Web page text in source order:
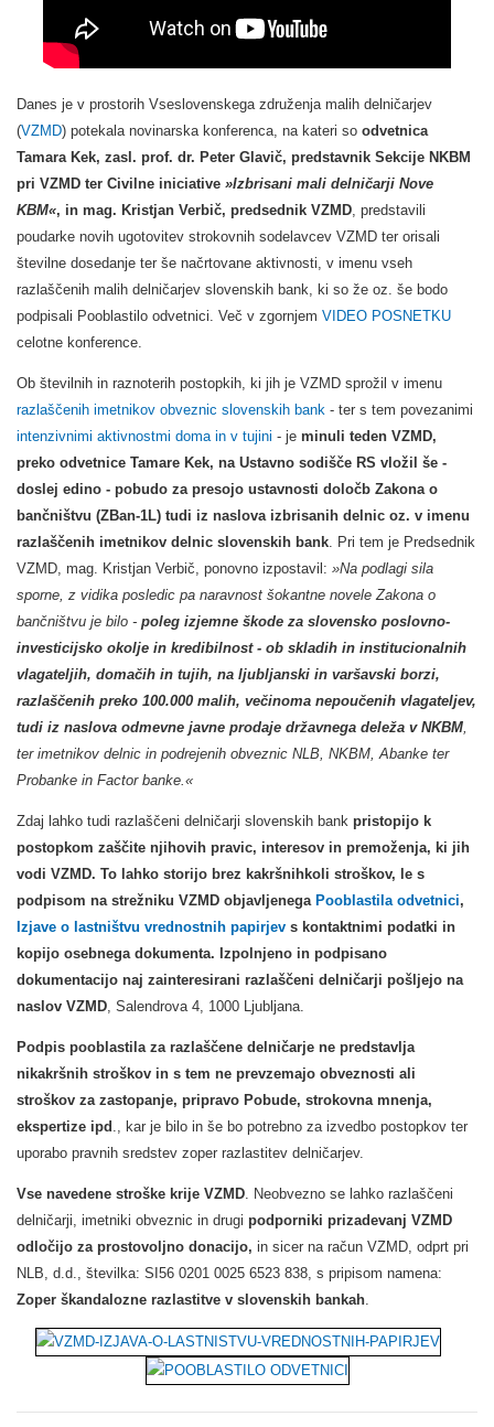
Danes je v prostorih Vseslovenskega združenja malih delničarjev
(VZMD) potekala novinarska konferenca, na kateri so odvetnica
Tamara Kek, zasl. prof. dr. Peter Glavič, predstavnik Sekcije NKBM
pri VZMD ter Civilne iniciative »Izbrisani mali delničarji Nove
KBM«, in mag. Kristjan Verbič, predsednik VZMD , predstavili
poudarke novih ugotovitev strokovnih sodelavcev VZMD ter orisali
številne dosedanje ter še načrtovane aktivnosti, v imenu vseh
razlaščenih malih delničarjev slovenskih bank, ki so že oz. še bodo
podpisali Pooblastilo odvetnici. Več v zgornjem VIDEO POSNETKU
celotne konference.
Ob številnih in raznoterih postopkih, ki jih je VZMD sprožil v imenu
razlaščenih imetnikov obveznic slovenskih bank - ter s tem povezanimi
intenzivnimi aktivnostmi doma in v tujini - je minuli teden VZMD,
preko odvetnice Tamare Kek, na Ustavno sodišče RS vložil še -
doslej edino - pobudo za presojo ustavnosti določb Zakona o
bančništvu (ZBan-1L) tudi iz naslova izbrisanih delnic oz. v imenu
razlaščenih imetnikov delnic slovenskih bank . Pri tem je Predsednik
VZMD, mag. Kristjan Verbič, ponovno izpostavil: »Na podlagi sila
sporne, z vidika posledic pa naravnost šokantne novele Zakona o
bančništvu je bilo - poleg izjemne škode za slovensko poslovno-
investicijsko okolje in kredibilnost - ob skladih in institucionalnih
vlagateljih, domačih in tujih, na ljubljanski in varšavski borzi,
razlaščenih preko 100.000 malih, večinoma nepoučenih vlagateljev,
tudi iz naslova odmevne javne prodaje državnega deleža v NKBM
ter imetnikov delnic in podrejenih obveznic NLB, NKBM, Abanke ter
Probanke in Factor banke.«
Zdaj lahko tudi razlaščeni delničarji slovenskih bank pristopijo k
postopkom zaščite njihovih pravic, interesov in premoženja, ki jih
vodi VZMD. To lahko storijo brez kakršnihkoli stroškov, le s
podpisom na strežniku VZMD objavljenega Pooblastila odvetnici,
Izjave o lastništvu vrednostnih papirjev s kontaktnimi podatki in
kopijo osebnega dokumenta. Izpolnjeno in podpisano
dokumentacijo naj zainteresirani razlaščeni delničarji pošljejo na
naslov VZMD , Salendrova 4, 1000 Ljubljana.
Podpis pooblastila za razlaščene delničarje ne predstavlja
nikakršnih stroškov in s tem ne prevzemajo obveznosti ali
stroškov za zastopanje, pripravo Pobude, strokovna mnenja,
ekspertize ipd
., kar je bilo in še bo potrebno za izvedbo postopkov ter
uporabo pravnih sredstev zoper razlastitev delničarjev.
Vse navedene stroške krije VZMD . Neobvezno se lahko razlaščeni
delničarji, imetniki obveznic in drugi podporniki prizadevanj VZMD
odločijo za prostovoljno donacijo, in sicer na račun VZMD, odprt pri
NLB, d.d., številka: SI56 0201 0025 6523 838, s pripisom namena:
Zoper škandalozne razlastitve v slovenskih bankah